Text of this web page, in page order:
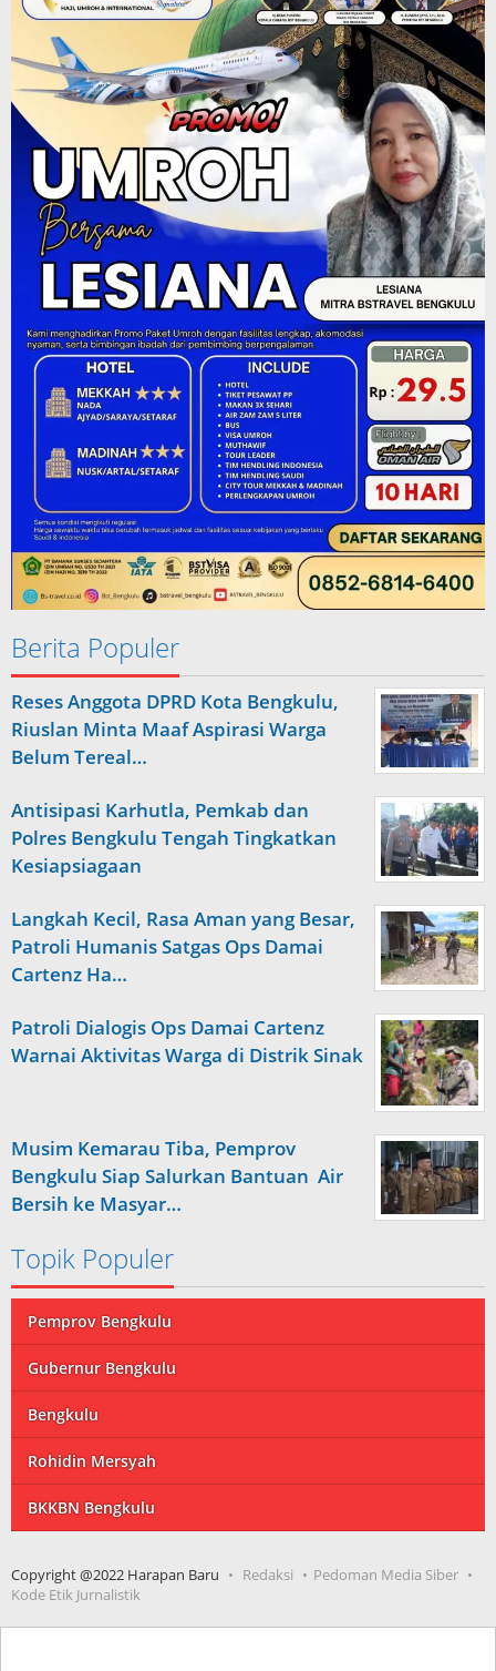
Berita Populer
Reses Anggota DPRD Kota Bengkulu,
Riuslan Minta Maaf Aspirasi Warga
Belum Tereal…
Antisipasi Karhutla, Pemkab dan
Polres Bengkulu Tengah Tingkatkan
Kesiapsiagaan
Langkah Kecil, Rasa Aman yang Besar,
Patroli Humanis Satgas Ops Damai
Cartenz Ha…
Patroli Dialogis Ops Damai Cartenz
Warnai Aktivitas Warga di Distrik Sinak
Musim Kemarau Tiba, Pemprov
Bengkulu Siap Salurkan Bantuan Air
Bersih ke Masyar…
Topik Populer
Pemprov Bengkulu
Gubernur Bengkulu
Bengkulu
Rohidin Mersyah
BKKBN Bengkulu
Copyright @2022 Harapan Baru Redaksi
Pedoman Media Siber
Kode Etik Jurnalistik